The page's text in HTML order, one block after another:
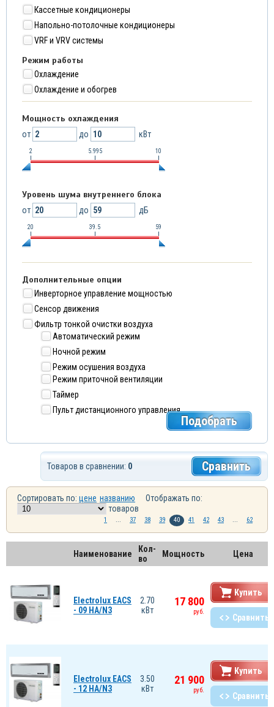
Кассетные кондиционеры
Напольно-потолочные кондиционеры
VRF и VRV системы
Режим работы
Охлаждение
Охлаждение и обогрев
Мощность охлаждения
от до кВт
2 5.995 10
Уровень шума внутреннего блока
от до дБ
20 39.5 59
Дополнительные опции
Инверторное управление мощностью
Сенсор движения
Фильтр тонкой очистки воздуха
Автоматический режим
Ночной режим
Режим осушения воздуха
Режим приточной вентиляции
Таймер
Пульт дистанционного управления
Подобрать
Сравнить
Товаров в сравнении: 0
Сортировать по: цене названию
Отображать по:
товаров
1 ... 37 38 39 40 41 42 43 ... 62
Наименование
Кол-
во
Мощность Цена
Electrolux EACS
- 09 HA/N3
2.70
кВт
17 800
руб.
Купить
Сравнить
Electrolux EACS
- 12 HA/N3
3.50
кВт
21 900
руб.
Купить
Сравнить